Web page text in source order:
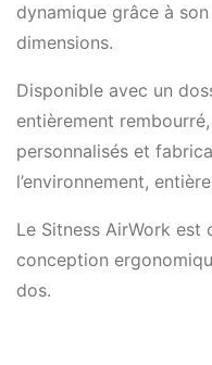
dynamique grâce à
dimensions.
Disponible avec un
entièrement
personnalisés et
l’environnement,
Le Sitness AirWork est
conception
dos.